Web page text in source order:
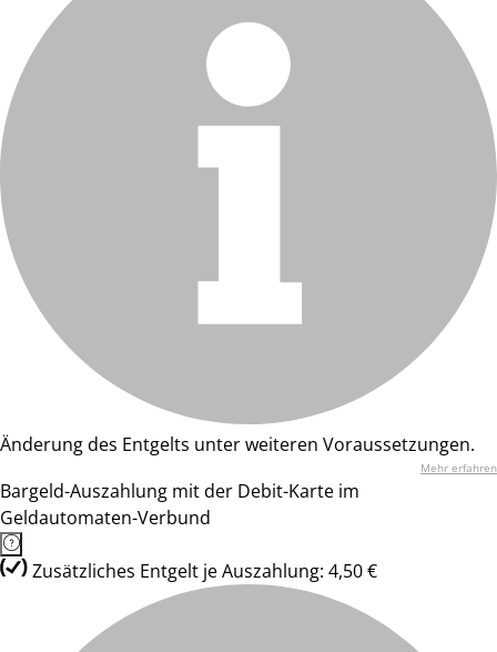
Änderung des Entgelts unter weiteren Voraussetzungen.
Mehr erfahren
Bargeld-Auszahlung mit der Debit-Karte im
Geldautomaten-Verbund
Zusätzliches Entgelt je Auszahlung: 4,50 €